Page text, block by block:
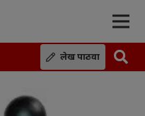
लेख पाठवा